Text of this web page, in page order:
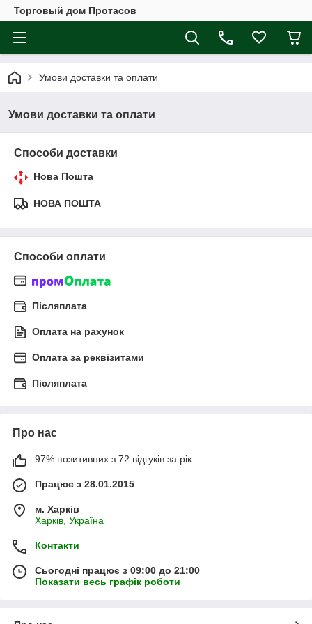
Торговый дом Протасов
Умови доставки та оплати
Умови доставки та оплати
Способи доставки
Нова Пошта
НОВА ПОШТА
Способи оплати
Післяплата
Оплата на рахунок
Оплата за реквізитами
Післяплата
Про нас
97% позитивних з 72 відгуків за рік
Працює з 28.01.2015
м. Харків
Харків, Україна
Контакти
Сьогодні працює з 09:00 до 21:00
Показати весь графік роботи